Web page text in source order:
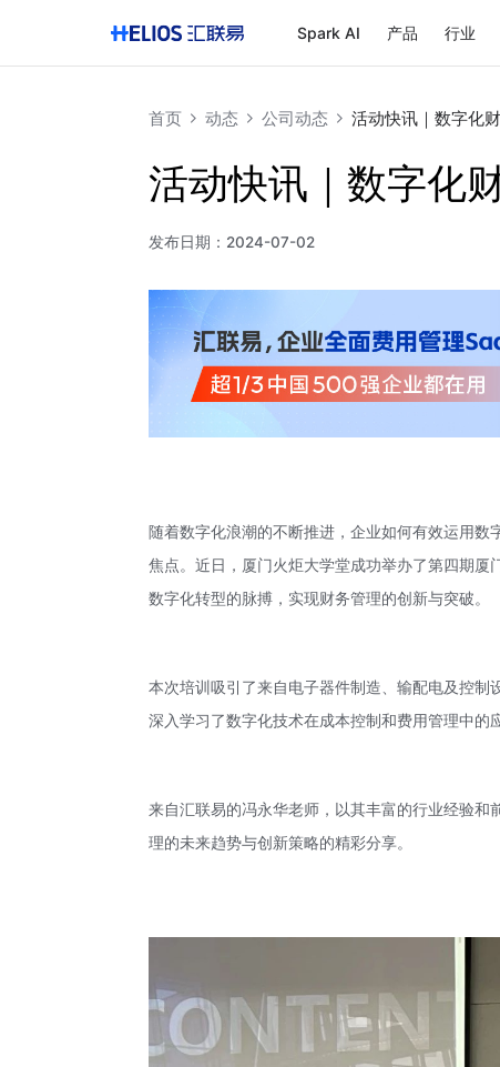
Spark AI 产品 行业
首页 动态 公司动态 活动快讯｜数字化
活动快讯｜数字化
发布日期： 2024-07-02
随着数字化浪潮的不断推进，企业如何有效运用
焦点。近日，厦门火炬大学堂成功举办了第四期
数字化转型的脉搏，实现财务管理的创新与突破。
本次培训吸引了来自电子器件制造、输配电及控
深入学习了数字化技术在成本控制和费用管理中的
来自汇联易的冯永华老师，以其丰富的行业经验和
理的未来趋势与创新策略的精彩分享。